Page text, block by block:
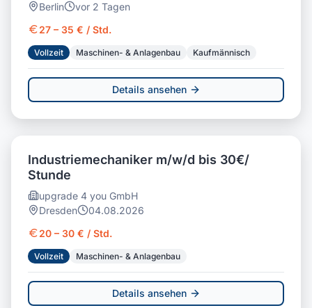
Berlin
vor 2 Tagen
27 – 35 € / Std.
Vollzeit Maschinen- & Anlagenbau Kaufmännisch
Details ansehen
Industriemechaniker m/w/d bis 30€/
Stunde
upgrade 4 you GmbH
Dresden
04.08.2026
20 – 30 € / Std.
Vollzeit Maschinen- & Anlagenbau
Details ansehen